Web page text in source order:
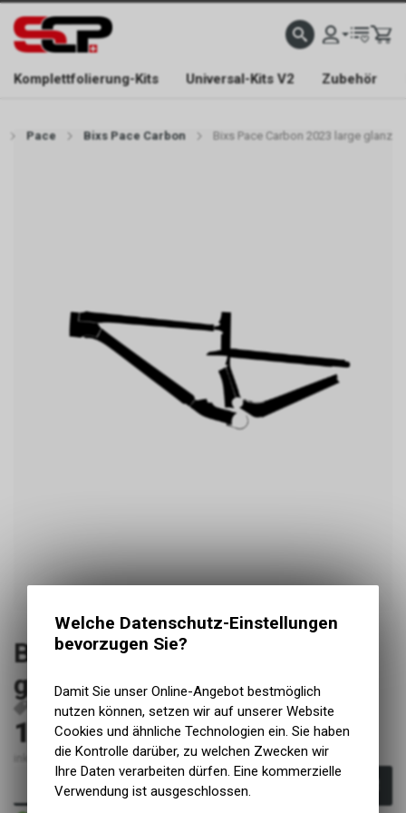
ERREICHBAR NUR WÄHREND DER ÖFFNUNGSZEITEN. GRATIS VERSAND AB
Komplettfolierung-Kits Universal-Kits V2 Zubehör
Pace Bixs Pace Carbon Bixs Pace Carbon 2023 large glanz
Bixs Pace Carbon 2023 large
glanz
199.00CHF
inkl. MwSt., zzgl. Versandkosten
In den Warenkorb
Welche Datenschutz-Einstellungen
bevorzugen Sie?
Damit Sie unser Online-Angebot bestmöglich
nutzen können, setzen wir auf unserer Website
Cookies und ähnliche Technologien ein. Sie haben
die Kontrolle darüber, zu welchen Zwecken wir
Ihre Daten verarbeiten dürfen. Eine kommerzielle
Verwendung ist ausgeschlossen.